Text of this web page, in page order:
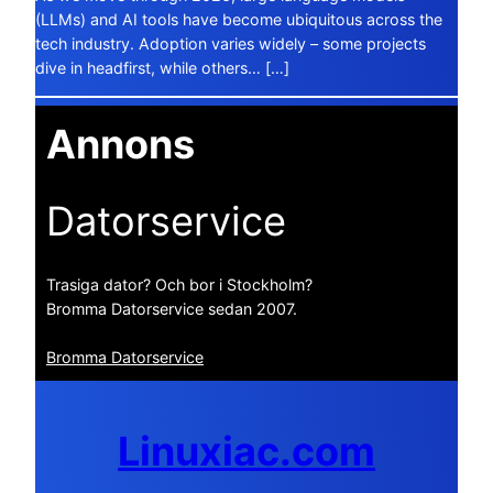
(LLMs) and AI tools have become ubiquitous across the
tech industry. Adoption varies widely – some projects
dive in headfirst, while others… […]
Annons
Datorservice
Trasiga dator? Och bor i Stockholm?
Bromma Datorservice sedan 2007.
Bromma Datorservice
Linuxiac.com